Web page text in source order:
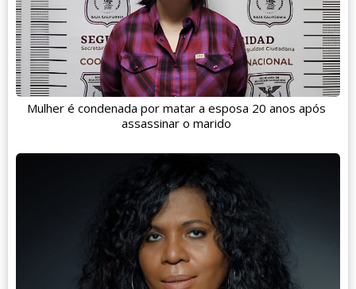
Mulher é condenada por matar a esposa 20 anos após
assassinar o marido